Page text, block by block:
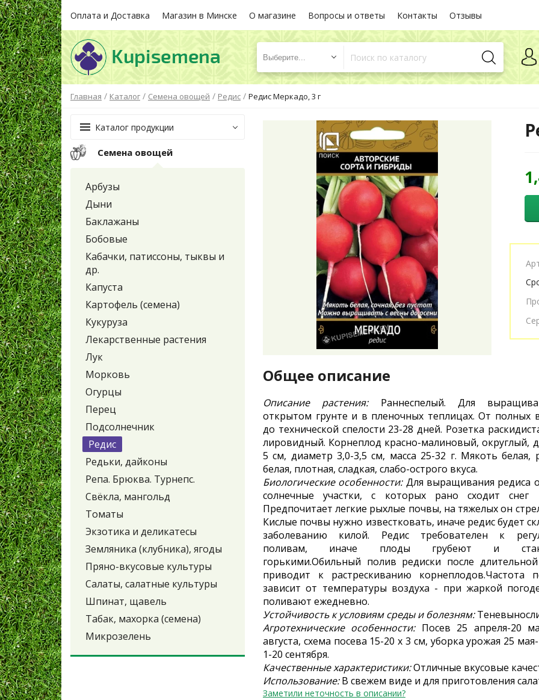
Оплата и Доставка Магазин в Минске О магазине Вопросы и ответы Контакты Отзывы
Выберите...
Главная / Каталог / Семена овощей / Редис / Редис Меркадо, 3 г
Каталог продукции
Семена овощей
Арбузы
Дыни
Баклажаны
Бобовые
Кабачки, патиссоны, тыквы и
др.
Капуста
Картофель (семена)
Кукуруза
Лекарственные растения
Лук
Морковь
Огурцы
Перец
Подсолнечник
Редис
Редьки, дайконы
Репа. Брюква. Турнепс.
Свёкла, мангольд
Томаты
Экзотика и деликатесы
Земляника (клубника), ягоды
Пряно-вкусовые культуры
Салаты, салатные культуры
Шпинат, щавель
Табак, махорка (семена)
Микрозелень
Общее описание
Описание растения: Раннеспелый. Для
открытом грунте и в пленочных теплицах. От полных
до технической спелости 23-28 дней. Розетка
лировидный. Корнеплод красно-малиновый, округлый,
5 см, диаметр 3,0-3,5 см, масса 25-32 г. Мякоть белая,
белая, плотная, сладкая, слабо-острого вкуса.
Биологические особенности: Для выращивания редиса
солнечные участки, с которых рано сходит снег
Предпочитает легкие рыхлые почвы, на тяжелых он
Кислые почвы нужно известковать, иначе редис будет
заболеванию килой. Редис требователен к
поливам, иначе плоды грубеют и
горькими.Обильный полив редиски после длительной
приводит к растрескиванию корнеплодов.Частота
зависит от температуры воздуха - при жаркой
поливают ежедневно.
Устойчивость к условиям среды и болезням:
Агротехнические особенности:Посев 25 апреля-20
августа, схема посева 15-20 х 3 см, уборка урожая 25
1-20 сентября.
Качественные характеристики:Отличные вкусовые
Использование:В свежем виде и для приготовления
Заметили неточность в описании?